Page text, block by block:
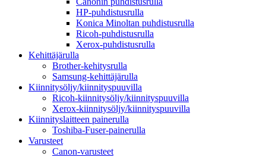
HP-puhdistusrulla
Konica Minoltan puhdistusrulla
Ricoh-puhdistusrulla
Xerox-puhdistusrulla
Kehittäjärulla
Brother-kehitysrulla
Samsung-kehittäjärulla
Kiinnitysöljy/kiinnityspuuvilla
Ricoh-kiinnitysöljy/kiinnityspuuvilla
Xerox-kiinnitysöljy/kiinnityspuuvilla
Kiinnityslaitteen painerulla
Toshiba-Fuser-painerulla
Varusteet
Canon-varusteet